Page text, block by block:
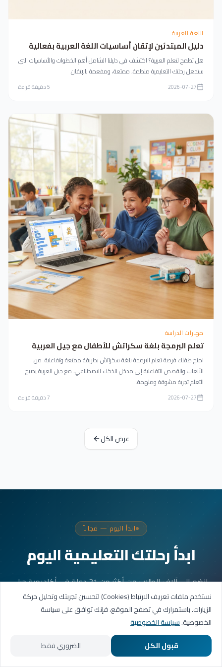
اللغة العربية
دليل المبتدئين لإتقان أساسيات اللغة العربية بفعالية
هل تطمح لتعلم العربية؟ اكتشف في دليلنا الشامل أهم الخطوات والأساسيات التي
ستجعل رحلتك التعليمية منظمة، ممتعة، ومفعمة بالإتقان.
2026-07-27
5دقيقة قراءة
مهارات الدراسة
تعلم البرمجة بلغة سكراتش للأطفال مع جيل العربية
امنح طفلك فرصة تعلم البرمجة بلغة سكراتش بطريقة ممتعة وتفاعلية. من
الألعاب والقصص التفاعلية إلى مدخل الذكاء الاصطناعي، مع جيل العربية يصبح
التعلم تجربة مشوقة وملهمة.
2026-07-27
7دقيقة قراءة
عرض الكل
ابدأ اليوم — مجاناً
ابدأ رحلتك التعليمية اليوم
انضم إلى آلاف الطلاب من أكثر من 31 دولة في أكاديمية جيل
العربية. جلستك الأولى مجانية.
احجز حصتك التجريبية
تواصل عبر واتساب
الرئيسية المسارات التعليمية
نستخدم ملفات تعريف الارتباط (Cookies) لتحسين تجربتك وتحليل حركة
الزيارات. باستمرارك في تصفح الموقع، فإنك توافق على سياسة
الخصوصية.سياسة الخصوصية
قبول الكل
الضروري فقط